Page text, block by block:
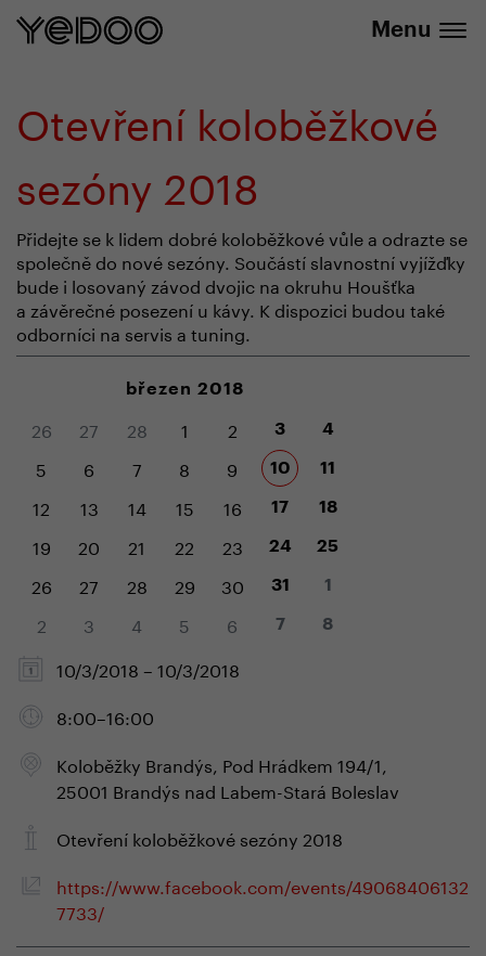
Menu
Otevření koloběžkové
sezóny 2018
Přidejte se k lidem dobré koloběžkové vůle a odrazte se
společně do nové sezóny. Součástí slavnostní vyjížďky
bude i losovaný závod dvojic na okruhu Houšťka
a závěrečné posezení u kávy. K dispozici budou také
odborníci na servis a tuning.
březen 2018
26 27 28 1 2 3 4
5 6 7 8 9 10 11
12 13 14 15 16 17 18
19 20 21 22 23 24 25
26 27 28 29 30 31 1
2 3 4 5 6 7 8
10/3/2018 – 10/3/2018
8:00–16:00
Koloběžky Brandýs, Pod Hrádkem 194/1,
25001 Brandýs nad Labem-Stará Boleslav
Otevření koloběžkové sezóny 2018
https://www.facebook.com/events/49068406132
7733/